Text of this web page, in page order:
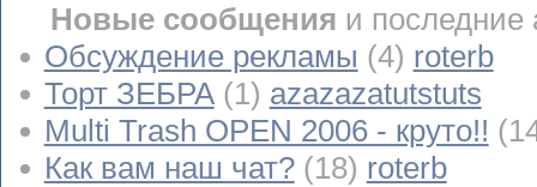
Новые сообщения и последние
Обсуждение рекламы (4) roterb
Торт ЗЕБРА (1) azazazatutstuts
Multi Trash OPEN 2006 - круто!!
Как вам наш чат? (18) roterb